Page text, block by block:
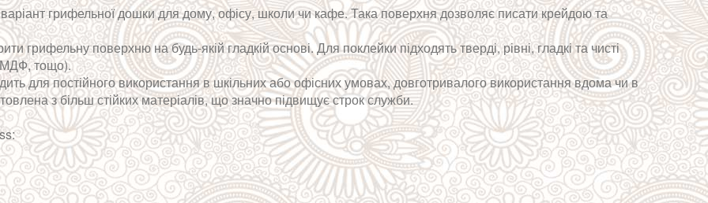
грифельної дошки для дому, офісу, школи чи кафе. Така поверхня дозволяє писати крейдою та
поверхню на будь-якій гладкій основі. Для поклейки підходять тверді, рівні, гладкі та чисті
МДФ, тощо).
для постійного використання в шкільних або офісних умовах, довготривалого використання вдома чи в
з більш стійких матеріалів, що значно підвищує строк служби.